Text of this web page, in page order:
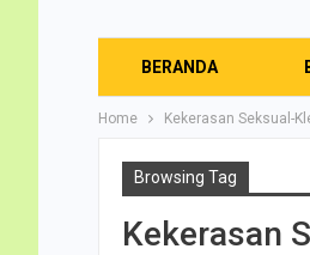
BERANDA
Home Kekerasan Seksual-
Browsing Tag
Kekerasan